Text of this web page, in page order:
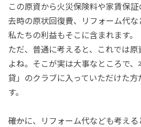
この原資から火災保険料や家賃保
去時の原状回復費、リフォーム代な
私たちの利益もそこに含まれます。
ただ、普通に考えると、これでは
よね。そこが実は大事なところで
貸」のクラブに入っていただけた
す。
――確かに、リフォーム代なども考え